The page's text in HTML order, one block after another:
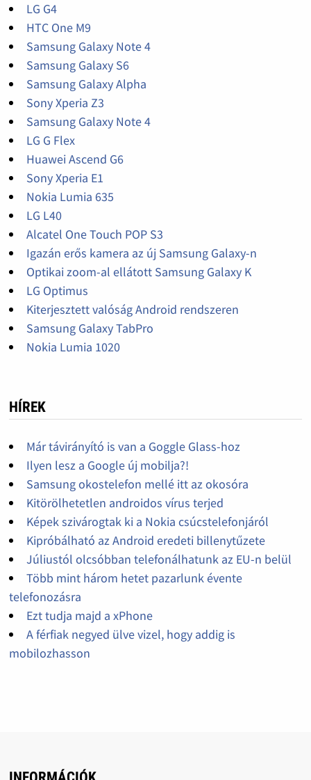
LG G4
HTC One M9
Samsung Galaxy Note 4
Samsung Galaxy S6
Samsung Galaxy Alpha
Sony Xperia Z3
Samsung Galaxy Note 4
LG G Flex
Huawei Ascend G6
Sony Xperia E1
Nokia Lumia 635
LG L40
Alcatel One Touch POP S3
Igazán erős kamera az új Samsung Galaxy-n
Optikai zoom-al ellátott Samsung Galaxy K
LG Optimus
Kiterjesztett valóság Android rendszeren
Samsung Galaxy TabPro
Nokia Lumia 1020
HÍREK
Már távirányító is van a Goggle Glass-hoz
Ilyen lesz a Google új mobilja?!
Samsung okostelefon mellé itt az okosóra
Kitörölhetetlen androidos vírus terjed
Képek szivárogtak ki a Nokia csúcstelefonjáról
Kipróbálható az Android eredeti billenytűzete
Júliustól olcsóbban telefonálhatunk az EU-n belül
Több mint három hetet pazarlunk évente
telefonozásra
Ezt tudja majd a xPhone
A férfiak negyed ülve vizel, hogy addig is
mobilozhasson